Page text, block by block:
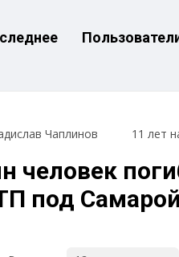
Чаплинов 11 лет
человек
под Самарой